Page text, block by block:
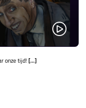
onze tijd! [...]